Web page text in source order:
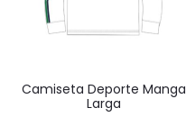
Camiseta Deporte Manga
Larga